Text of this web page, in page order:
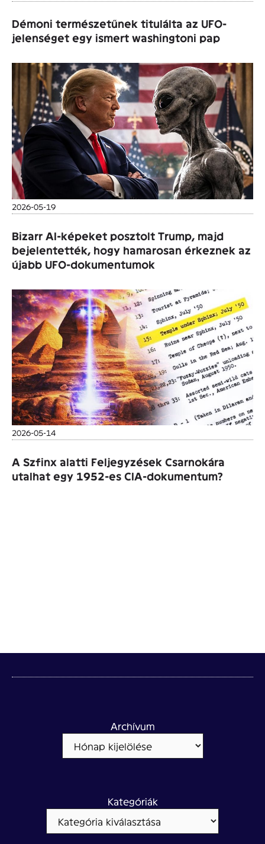
Démoni természetűnek titulálta az UFO-
jelenséget egy ismert washingtoni pap
2026-05-19
Bizarr AI-képeket posztolt Trump, majd
bejelentették, hogy hamarosan érkeznek az
újabb UFO-dokumentumok
2026-05-14
A Szfinx alatti Feljegyzések Csarnokára
utalhat egy 1952-es CIA-dokumentum?
Archívum
Kategóriák